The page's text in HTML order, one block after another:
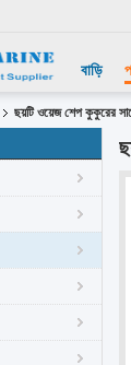
বাড়ি
ছয়টি ওয়েজ শেপ কুকুরের